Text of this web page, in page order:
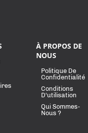
À PROPOS DE
NOUS
Politique De
Confidentialité
Conditions
D'utilisation
Qui Sommes-
Nous ?